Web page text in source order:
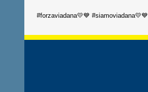
#forzaviadana💛💙 #siamoviadana💛💙